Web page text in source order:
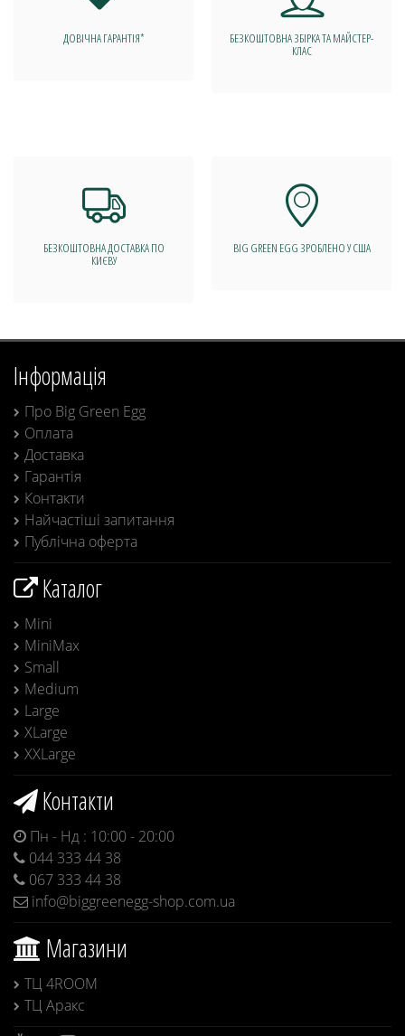
ДОВІЧНА ГАРАНТІЯ* БЕЗКОШТОВНА ЗБІРКА ТА МАЙСТЕР-
КЛАС
БЕЗКОШТОВНА ДОСТАВКА ПО
КИЄВУ
BIG GREEN EGG ЗРОБЛЕНО У США
Інформація
Про Big Green Egg
Оплата
Доставка
Гарантія
Контакти
Найчастіші запитання
Публічна оферта
Каталог
Mini
MiniMax
Small
Medium
Large
XLarge
XXLarge
Контакти
Пн - Нд : 10:00 - 20:00
044 333 44 38
067 333 44 38
info@biggreenegg-shop.com.ua
Магазини
ТЦ 4ROOM
ТЦ Аракс